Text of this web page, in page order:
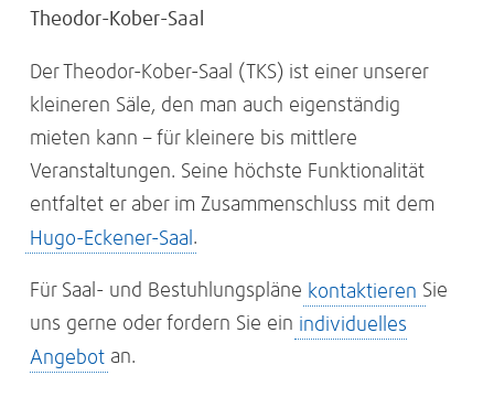
Theodor-Kober-Saal
Der Theodor-Kober-Saal (TKS) ist einer unserer
kleineren Säle, den man auch eigenständig
mieten kann – für kleinere bis mittlere
Veranstaltungen. Seine höchste Funktionalität
entfaltet er aber im Zusammenschluss mit dem
Hugo-Eckener-Saal .
Für Saal- und Bestuhlungspläne kontaktieren Sie
uns gerne oder fordern Sie ein individuelles
Angebotan.